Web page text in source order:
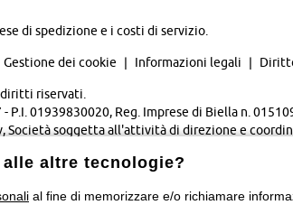
di spedizione e i costi di servizio.
Gestione dei cookie Informazioni legali
riservati.
01939830020, Reg. Imprese di Biella n.
Società soggetta all'attività di direzione e
altre tecnologie?
al fine di memorizzare e/o richiamare